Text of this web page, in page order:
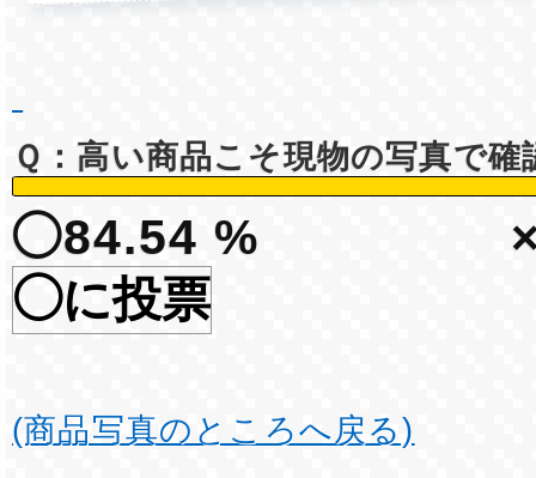
Ｑ：高い商品こそ現物の写真で
◯84.54 %
◯に投票
(商品写真のところへ戻る)